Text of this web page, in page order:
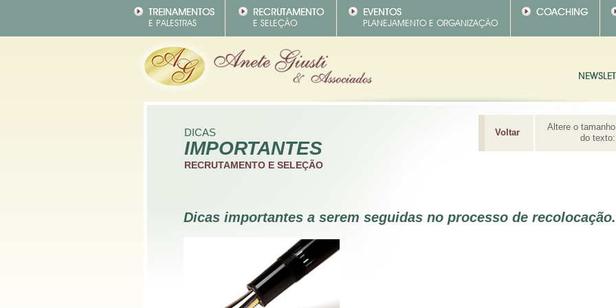
DICAS
IMPORTANTES
RECRUTAMENTO E SELEÇÃO
Voltar
Altere o tamanho
do texto:
Dicas importantes a serem seguidas no processo de recolocação.